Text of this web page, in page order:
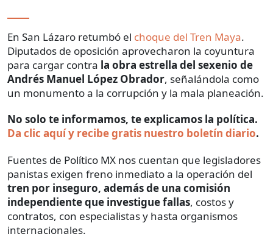
En San Lázaro retumbó el choque del Tren Maya.
Diputados de oposición aprovecharon la coyuntura
para cargar contra la obra estrella del sexenio de
Andrés Manuel López Obrador, señalándola como
un monumento a la corrupción y la mala planeación.
No solo te informamos, te explicamos la política.
Da clic aquí y recibe gratis nuestro boletín diario.
Fuentes de Político MX nos cuentan que legisladores
panistas exigen freno inmediato a la operación del
tren por inseguro, además de una comisión
independiente que investigue fallas, costos y
contratos, con especialistas y hasta organismos
internacionales.